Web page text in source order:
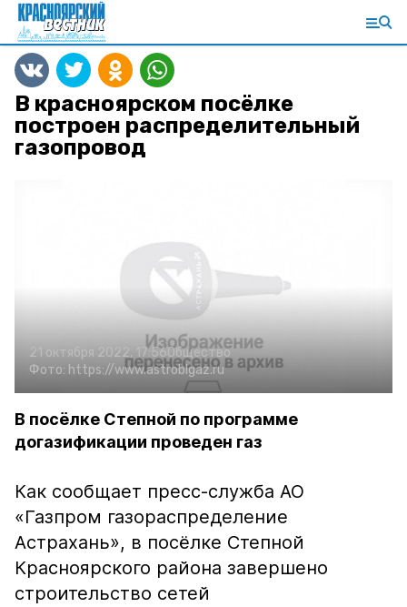
В красноярском посёлке
построен распределительный
газопровод
21 октября 2022, 17:56Общество
Фото: https://www.astroblgaz.ru
В посёлке Степной по программе
догазификации проведен газ
Как сообщает пресс-служба АО
«Газпром газораспределение
Астрахань», в посёлке Степной
Красноярского района завершено
строительство сетей